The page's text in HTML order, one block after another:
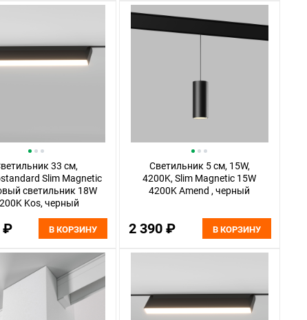
33 см,
Slim Magnetic
светильник 18W
Kos, черный
₽ В КОРЗИНУ
Светильник 5 см, 15W,
4200K, Slim Magnetic 15W
4200K Amend , черный
2 390 ₽ В КОРЗИНУ